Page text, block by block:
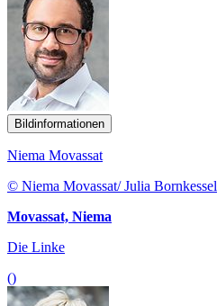
Bildinformationen
Niema Movassat
© Niema Movassat/ Julia Bornkessel
Movassat, Niema
Die Linke
()